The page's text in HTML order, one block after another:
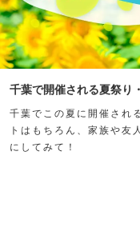
千葉で開催される夏祭り
千葉でこの夏に開催され
トはもちろん、家族や友
にしてみて！